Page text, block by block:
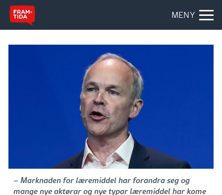
MENY
– Marknaden for læremiddel har forandra seg og
mange nye aktørar og nye typar læremiddel har kome